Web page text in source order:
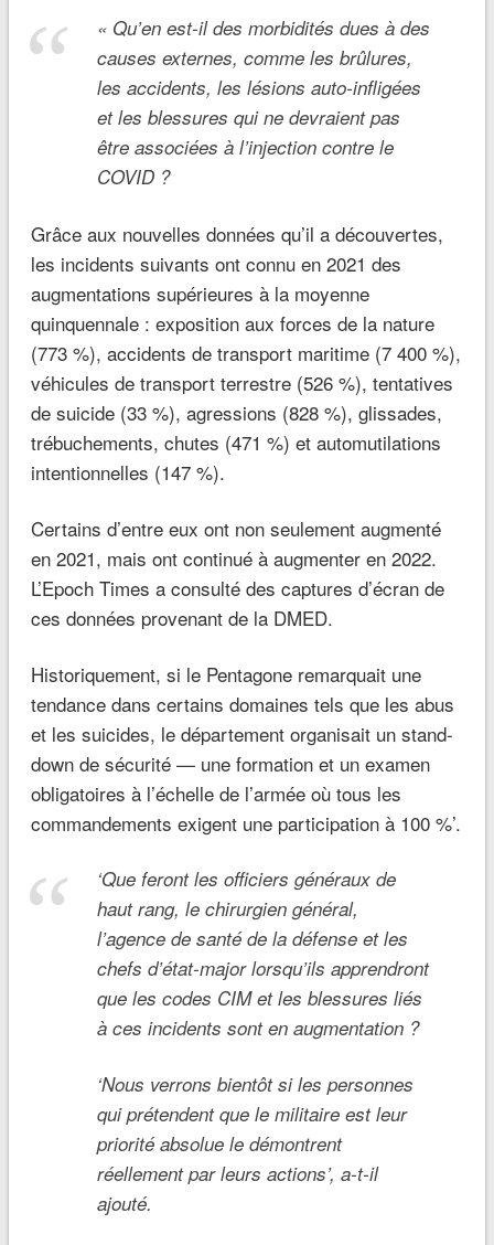
« Qu’en est-il des morbidités dues à des
causes externes, comme les brûlures,
les accidents, les lésions auto-infligées
et les blessures qui ne devraient pas
être associées à l’injection contre le
COVID ?
Grâce aux nouvelles données qu’il a découvertes,
les incidents suivants ont connu en 2021 des
augmentations supérieures à la moyenne
quinquennale : exposition aux forces de la nature
(773 %), accidents de transport maritime (7 400 %),
véhicules de transport terrestre (526 %), tentatives
de suicide (33 %), agressions (828 %), glissades,
trébuchements, chutes (471 %) et automutilations
intentionnelles (147 %).
Certains d’entre eux ont non seulement augmenté
en 2021, mais ont continué à augmenter en 2022.
L’Epoch Times a consulté des captures d’écran de
ces données provenant de la DMED.
Historiquement, si le Pentagone remarquait une
tendance dans certains domaines tels que les abus
et les suicides, le département organisait un stand-
down de sécurité — une formation et un examen
obligatoires à l’échelle de l’armée où tous les
commandements exigent une participation à 100 %’.
‘Que feront les officiers généraux de
haut rang, le chirurgien général,
l’agence de santé de la défense et les
chefs d’état-major lorsqu’ils apprendront
que les codes CIM et les blessures liés
à ces incidents sont en augmentation ?
‘Nous verrons bientôt si les personnes
qui prétendent que le militaire est leur
priorité absolue le démontrent
réellement par leurs actions’, a-t-il
ajouté.